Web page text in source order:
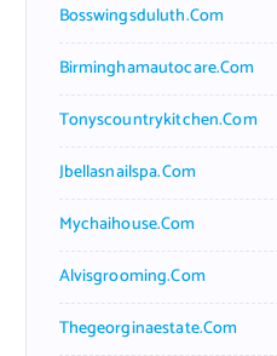
Bosswingsduluth.com
Birminghamautocare.com
Tonyscountrykitchen.com
Jbellasnailspa.com
Mychaihouse.com
Alvisgrooming.com
Thegeorginaestate.com